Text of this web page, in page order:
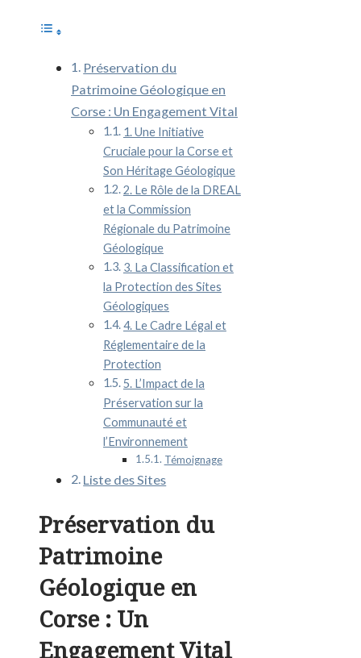
Préservation du
Patrimoine Géologique en
Corse : Un Engagement Vital
1. Une Initiative
Cruciale pour la Corse et
Son Héritage Géologique
2. Le Rôle de la DREAL
et la Commission
Régionale du Patrimoine
Géologique
3. La Classification et
la Protection des Sites
Géologiques
4. Le Cadre Légal et
Réglementaire de la
Protection
5. L’Impact de la
Préservation sur la
Communauté et
l’Environnement
Témoignage
Liste des Sites
Préservation du
Patrimoine
Géologique en
Corse : Un
Engagement Vital